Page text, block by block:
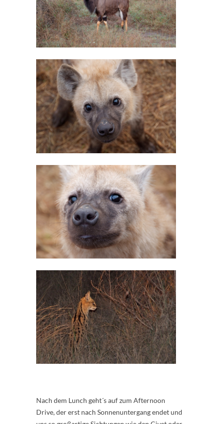
Nach dem Lunch geht´s auf zum Afternoon
Drive, der erst nach Sonnenuntergang endet und